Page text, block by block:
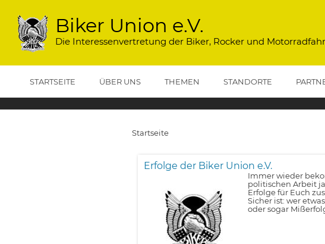
Inhalt
Biker Union e.V.
Die Interessenvertretung der Biker, Rocker und
STARTSEITE ÜBER UNS THEMEN STANDORTE
Startseite
Erfolge der Biker Union e.V.
Immer wieder
politischen Arbeit
Erfolge für Euch
Sicher ist: wer
oder sogar